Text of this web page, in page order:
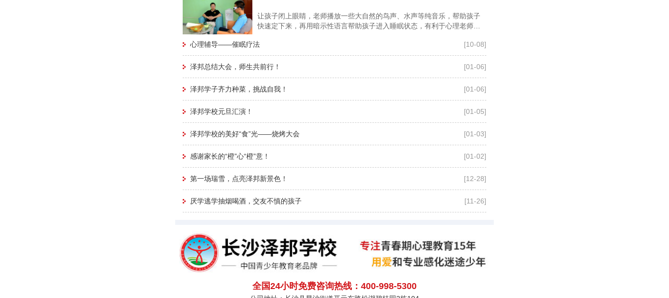
让孩子闭上眼睛，老师播放一些大自然的鸟声、水声等纯音乐，帮助孩子
快速定下来，再用暗示性语言帮助孩子进入睡眠状态，有利于心理老师深
心理辅导——催眠疗法
[10-08]
泽邦总结大会，师生共前行！ [01-06]
泽邦学子齐力种菜，挑战自我！ [01-06]
泽邦学校元旦汇演！ [01-05]
泽邦学校的美好“食”光——烧烤大会 [01-03]
感谢家长的“橙”心“橙”意！ [01-02]
第一场瑞雪，点亮泽邦新景色！ [12-28]
厌学逃学抽烟喝酒，交友不慎的孩子 [11-26]
全国24小时免费咨询热线：400-998-5300